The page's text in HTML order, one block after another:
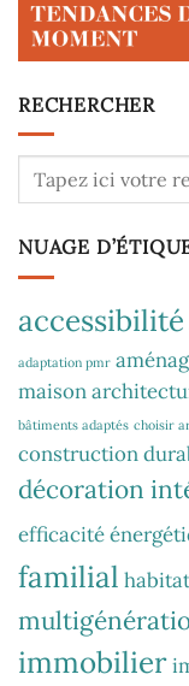
RECHERCHER
NUAGE
accessibilité
adaptation pmr
maison
bâtiments adaptés choisir
construction
décoration
efficacité
familial
immobilier